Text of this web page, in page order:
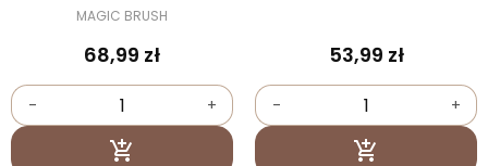
MAGIC BRUSH
68,99 zł
- +
 Dodaj do koszyka
53,99 zł
- +
 Dodaj do